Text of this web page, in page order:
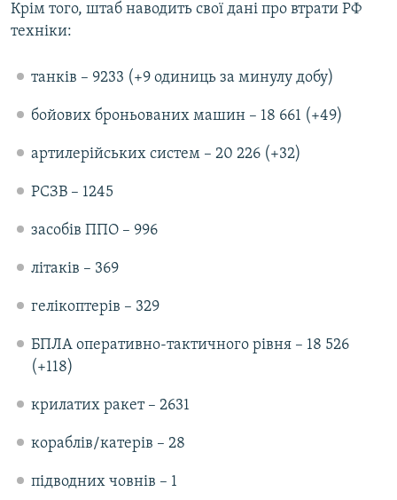
Усі сайти RFE/RL
Крім того, штаб наводить свої дані про втрати РФ
техніки:
танків – 9233 (+9 одиниць за минулу добу)
бойових броньованих машин – 18 661 (+49)
артилерійських систем – 20 226 (+32)
РСЗВ – 1245
засобів ППО – 996
літаків – 369
гелікоптерів – 329
БПЛА оперативно-тактичного рівня – 18 526
(+118)
крилатих ракет – 2631
кораблів/катерів – 28
підводних човнів – 1